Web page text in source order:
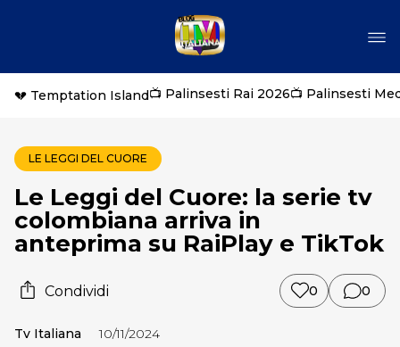
💔 Temptation Island📺 Palinsesti Rai 2026📺 Palinsesti
LE LEGGI DEL CUORE
Le Leggi del Cuore: la serie tv
colombiana arriva in
anteprima su RaiPlay e TikTok
Condividi 0 0
Tv Italiana 10/11/2024